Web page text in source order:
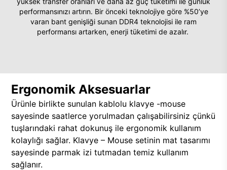
performansınızı artırın. Bir önceki teknolojiye göre %50’ye
varan bant genişliği sunan DDR4 teknolojisi ile ram
performansı artarken, enerji tüketimi de azalır.
Ergonomik Aksesuarlar
Ürünle birlikte sunulan kablolu klavye -mouse
sayesinde saatlerce yorulmadan çalışabilirsiniz çünkü
tuşlarındaki rahat dokunuş ile ergonomik kullanım
kolaylığı sağlar. Klavye – Mouse setinin mat tasarımı
sayesinde parmak izi tutmadan temiz kullanım
sağlanır.